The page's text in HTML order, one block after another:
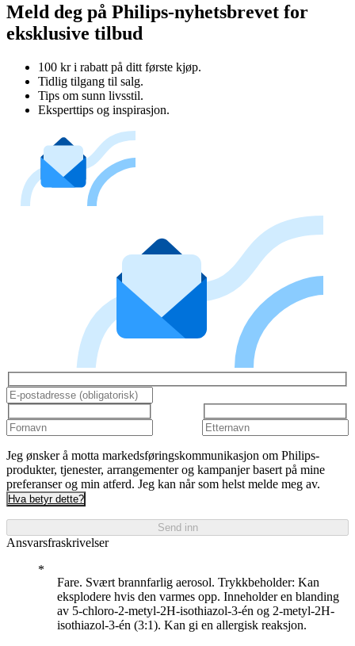
Meld deg på Philips-nyhetsbrevet for
eksklusive tilbud
100 kr i rabatt på ditt første kjøp.
Tidlig tilgang til salg.
Tips om sunn livsstil.
Eksperttips og inspirasjon.
Jeg ønsker å motta markedsføringskommunikasjon om Philips-
produkter, tjenester, arrangementer og kampanjer basert på mine
preferanser og min atferd. Jeg kan når som helst melde meg av.
Hva betyr dette?
Send inn
Ansvarsfraskrivelser
Fare. Svært brannfarlig aerosol. Trykkbeholder: Kan
eksplodere hvis den varmes opp. Inneholder en blanding
av 5-chloro-2-metyl-2H-isothiazol-3-én og 2-metyl-2H-
isothiazol-3-én (3:1). Kan gi en allergisk reaksjon.